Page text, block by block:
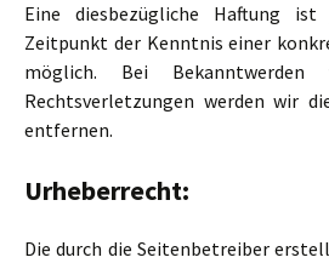
Eine diesbezügliche Haftung
Zeitpunkt der Kenntnis einer
möglich. Bei Bekanntwerden
Rechtsverletzungen werden wir
entfernen.
Urheberrecht:
Die durch die Seitenbetreiber